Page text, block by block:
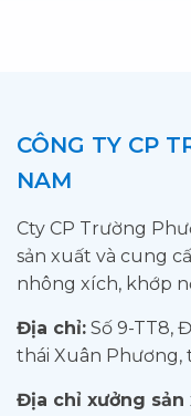
CÔNG TY CP
NAM
Cty CP Trường
sản xuất và cung
nhông xích, khớp
Địa chỉ: Số 9-TT8,
thái Xuân Phương,
Địa chỉ xưởng sản